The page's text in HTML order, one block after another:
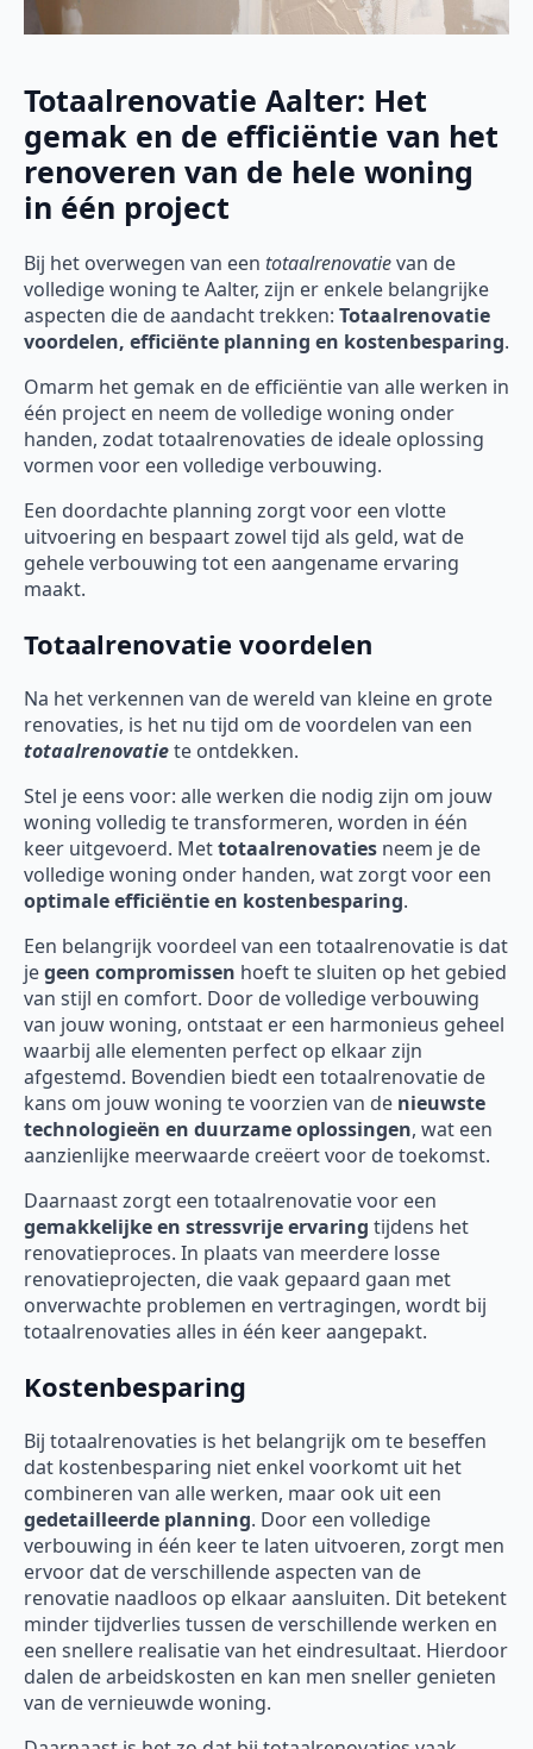
Totaalrenovatie Aalter: Het
gemak en de efficiëntie van het
renoveren van de hele woning
in één project
Bij het overwegen van een totaalrenovatievan de
volledige woning te Aalter, zijn er enkele belangrijke
aspecten die de aandacht trekken: Totaalrenovatie
voordelen, efficiënte planning en kostenbesparing.
Omarm het gemak en de efficiëntie van alle werken in
één project en neem de volledige woning onder
handen, zodat totaalrenovaties de ideale oplossing
vormen voor een volledige verbouwing.
Een doordachte planning zorgt voor een vlotte
uitvoering en bespaart zowel tijd als geld, wat de
gehele verbouwing tot een aangename ervaring
maakt.
Totaalrenovatie voordelen
Na het verkennen van de wereld van kleine en grote
renovaties, is het nu tijd om de voordelen van een
totaalrenovatiete ontdekken.
Stel je eens voor: alle werken die nodig zijn om jouw
woning volledig te transformeren, worden in één
keer uitgevoerd. Mettotaalrenovaties neem je de
volledige woning onder handen, wat zorgt voor een
optimale efficiëntie en kostenbesparing.
Een belangrijk voordeel van een totaalrenovatie is dat
jegeen compromissen hoeft te sluiten op het gebied
van stijl en comfort. Door de volledige verbouwing
van jouw woning, ontstaat er een harmonieus geheel
waarbij alle elementen perfect op elkaar zijn
afgestemd. Bovendien biedt een totaalrenovatie de
kans om jouw woning te voorzien van de nieuwste
technologieën en duurzame oplossingen, wat een
aanzienlijke meerwaarde creëert voor de toekomst.
Daarnaast zorgt een totaalrenovatie voor een
gemakkelijke en stressvrije ervaring tijdens het
renovatieproces. In plaats van meerdere losse
renovatieprojecten, die vaak gepaard gaan met
onverwachte problemen en vertragingen, wordt bij
totaalrenovaties alles in één keer aangepakt.
Kostenbesparing
Bij totaalrenovaties is het belangrijk om te beseffen
dat kostenbesparing niet enkel voorkomt uit het
combineren van alle werken, maar ook uit een
gedetailleerde planning. Door een volledige
verbouwing in één keer te laten uitvoeren, zorgt men
ervoor dat de verschillende aspecten van de
renovatie naadloos op elkaar aansluiten. Dit betekent
minder tijdverlies tussen de verschillende werken en
een snellere realisatie van het eindresultaat. Hierdoor
dalen de arbeidskosten en kan men sneller genieten
van de vernieuwde woning.